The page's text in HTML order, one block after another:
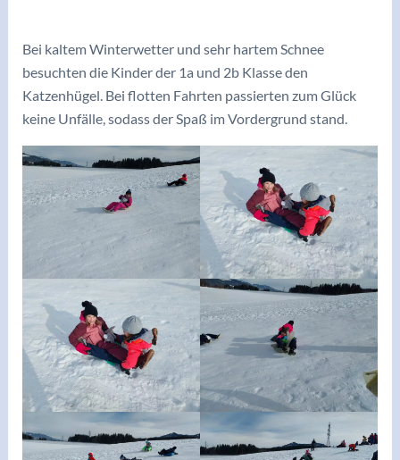
Bei kaltem Winterwetter und sehr hartem Schnee
besuchten die Kinder der 1a und 2b Klasse den
Katzenhügel. Bei flotten Fahrten passierten zum Glück
keine Unfälle, sodass der Spaß im Vordergrund stand.